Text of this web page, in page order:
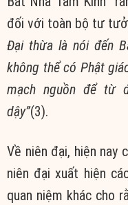
đối với toàn bộ tư
Đại thừa là nói đến
không thể có Phật
mạch nguồn để từ
dậy”(3).
Về niên đại, hiện nay
niên đại xuất hiện
quan niệm khác cho